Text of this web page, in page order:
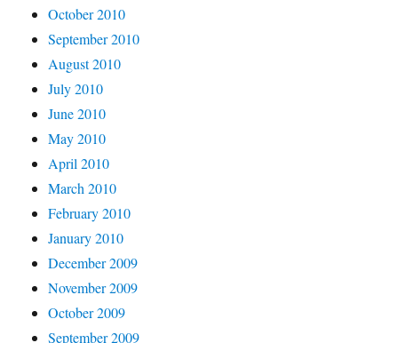
October 2010
September 2010
August 2010
July 2010
June 2010
May 2010
April 2010
March 2010
February 2010
January 2010
December 2009
November 2009
October 2009
September 2009